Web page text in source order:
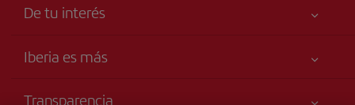
De tu interés
Accesibilidad
Iberia es más
Transparencia